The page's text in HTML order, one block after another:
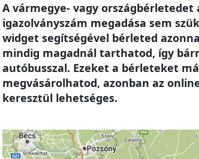
A vármegye- vagy országbérletedet
igazolványszám megadása sem
widget segítségével bérleted
mindig magadnál tarthatod, így
autóbusszal. Ezeket a bérleteket
megvásárolhatod, azonban az
keresztül lehetséges.
Image